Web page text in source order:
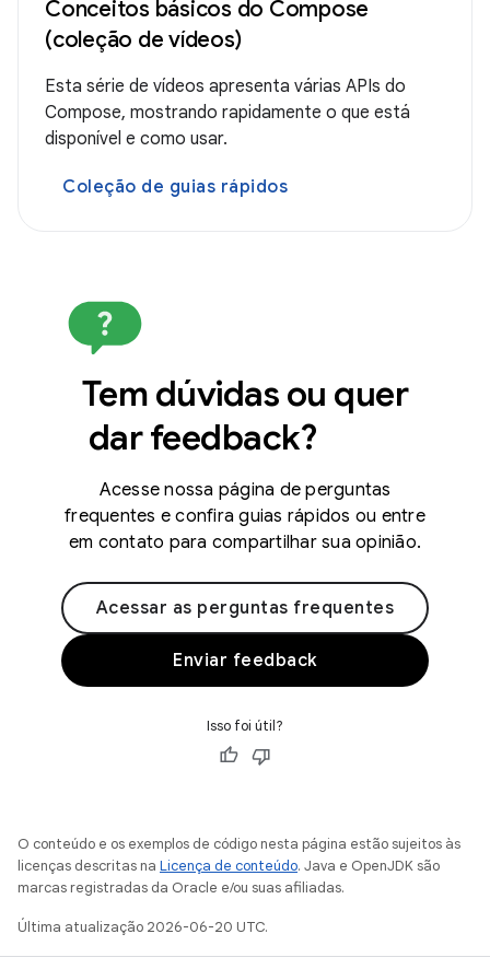
Conceitos básicos do Compose
(coleção de vídeos)
Esta série de vídeos apresenta várias APIs do
Compose, mostrando rapidamente o que está
disponível e como usar.
Coleção de guias rápidos
Tem dúvidas ou quer
dar feedback?
Acesse nossa página de perguntas
frequentes e confira guias rápidos ou entre
em contato para compartilhar sua opinião.
Acessar as perguntas frequentes
Enviar feedback
Isso foi útil?
O conteúdo e os exemplos de código nesta página estão sujeitos às
licenças descritas na Licença de conteúdo. Java e OpenJDK são
marcas registradas da Oracle e/ou suas afiliadas.
Última atualização 2026-06-20 UTC.